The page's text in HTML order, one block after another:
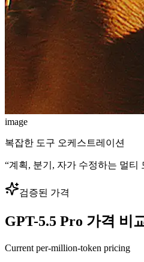
image
복잡한 도구 오케스트레이션
“계획, 분기, 자가 수정하는 멀티
검증된 가격
GPT-5.5 Pro 가격 비
Current per-million-token pricing